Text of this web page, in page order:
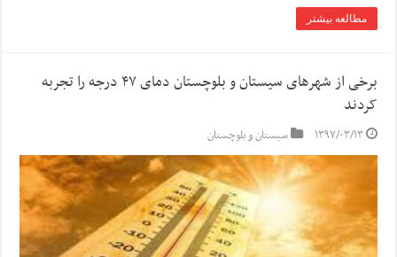
مطالعه بیشتر
برخی از شهرهای سیستان و بلوچستان دمای ۴۷ درجه را تجربه
کردند
۱۳۹۷/۰۳/۱۳ سیستان و بلوچستان